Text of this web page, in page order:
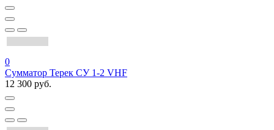
0
Сумматор Терек СУ 1-2 VHF
12 300 руб.